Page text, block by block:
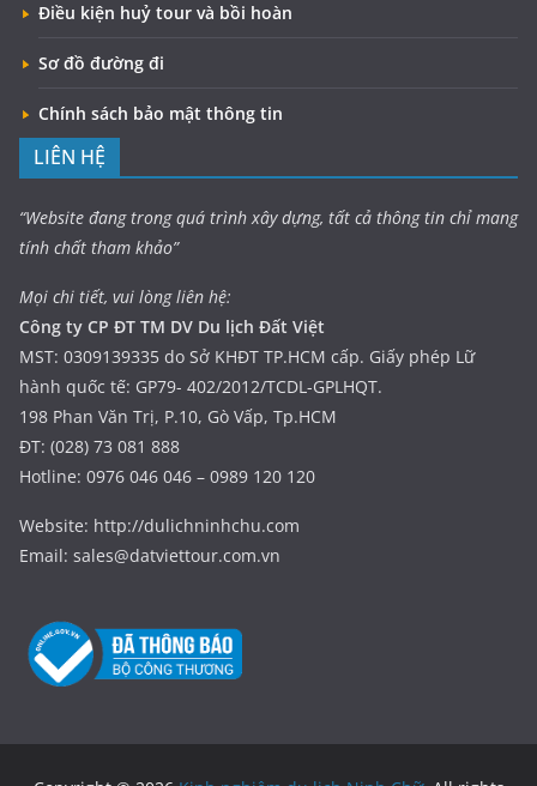
Điều kiện huỷ tour và bồi hoàn
Sơ đồ đường đi
Chính sách bảo mật thông tin
LIÊN HỆ
“Website đang trong quá trình xây dựng, tất cả thông tin chỉ mang
tính chất tham khảo”
Mọi chi tiết, vui lòng liên hệ:
Công ty CP ĐT TM DV Du lịch Đất Việt
MST: 0309139335 do Sở KHĐT TP.HCM cấp. Giấy phép Lữ
hành quốc tế: GP79- 402/2012/TCDL-GPLHQT.
198 Phan Văn Trị, P.10, Gò Vấp, Tp.HCM
ĐT: (028) 73 081 888
Hotline: 0976 046 046 – 0989 120 120
Website: http://dulichninhchu.com
Email: sales@datviettour.com.vn